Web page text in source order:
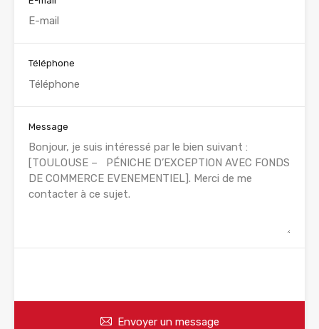
Téléphone
Message
Envoyer un message